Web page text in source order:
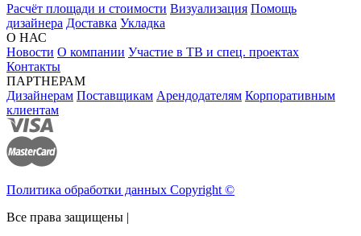
Расчёт площади и стоимости Визуализация Помощь
дизайнера Доставка Укладка
О НАС
Новости О компании Участие в ТВ и спец. проектах
Контакты
ПАРТНЕРАМ
Дизайнерам Поставщикам Арендодателям Корпоративным
клиентам
Политика обработки данных Copyright ©
Все права защищены |